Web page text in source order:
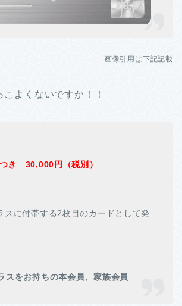
画像引用は下記記載
よくないですか！！
き 30,000円（税別）
スに付帯する2枚目のカードとして発
スをお持ちの本会員、家族会員